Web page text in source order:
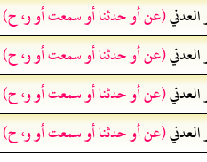
(عن أو حدثنا أو سمعت أو و، ح)
(عن أو حدثنا أو سمعت أو و، ح)
(عن أو حدثنا أو سمعت أو و، ح)
(عن أو حدثنا أو سمعت أو و، ح)